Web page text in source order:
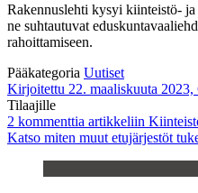
Rakennuslehti kysyi kiinteistö-
ne suhtautuvat
rahoittamiseen.
Pääkategoria Uutiset
Kirjoitettu 22. maaliskuuta 2023,
Tilaajille
2 kommenttia artikkeliin
Katso miten muut etujärjestöt